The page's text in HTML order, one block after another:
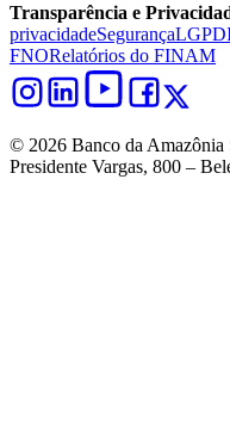
Transparência e
privacidadeSegurançaLGPD
FNORelatórios do FINAM
© 2026 Banco da Amazônia
Presidente Vargas, 800 –